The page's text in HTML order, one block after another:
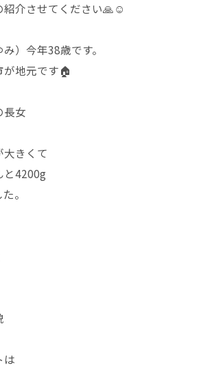
紹介させてください🙏☺️
）今年38歳です。
が地元です🏠
長女
きくて
と4200g
。
は